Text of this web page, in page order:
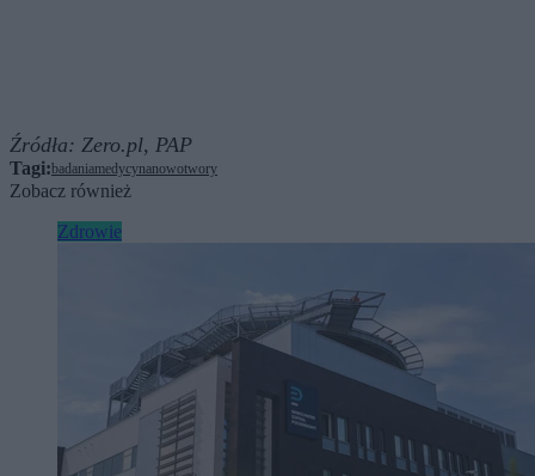
Źródła: Zero.pl, PAP
Tagi:badaniamedycynanowotwory
Zobacz również
Zdrowie